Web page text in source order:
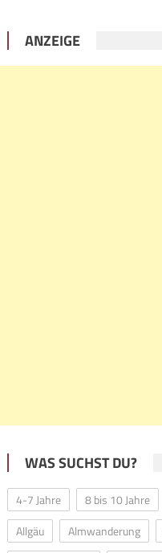
ANZEIGE
WAS SUCHST DU?
4-7 Jahre 8 bis 10 Jahre
Allgäu
Almwanderung